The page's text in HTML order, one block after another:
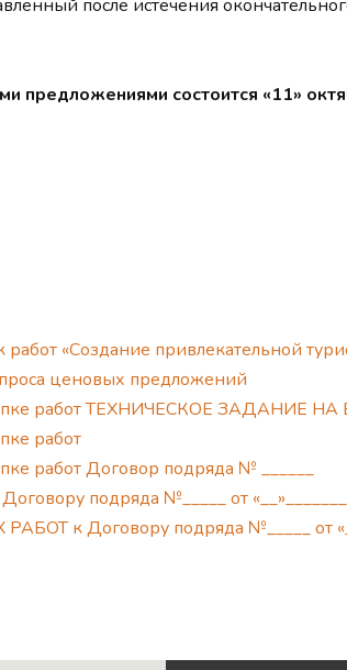
после истечения
предложениями состоится «11»
«Создание привлекательной
ценовых предложений
работ ТЕХНИЧЕСКОЕ ЗАДАНИЕ
работ
работ Договор подряда № ______
подряда №_____ от
к Договору подряда №_____ от